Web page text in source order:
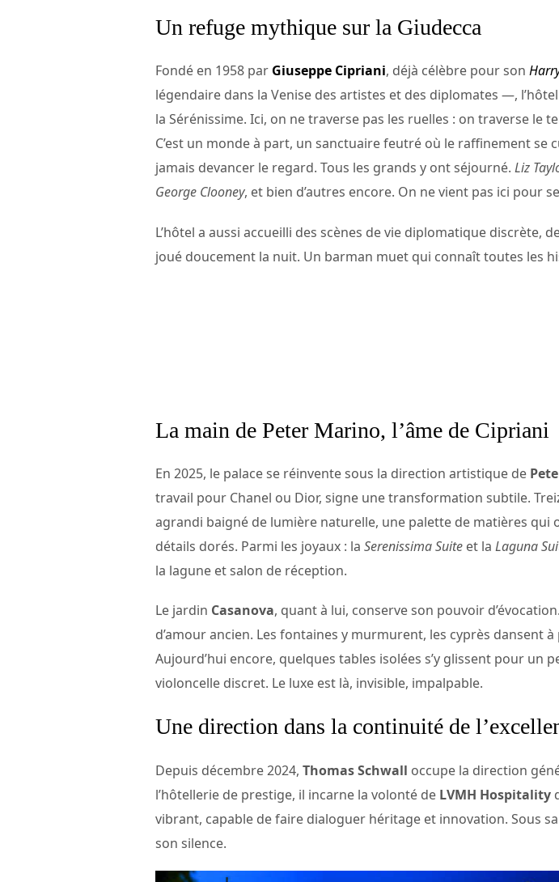
Un refuge mythique sur la Giudecca
Fondé en 1958 par Giuseppe Cipriani, déjà célèbre pour son
légendaire dans la Venise des artistes et des diplomates —,
la Sérénissime. Ici, on ne traverse pas les ruelles : on traverse le
C’est un monde à part, un sanctuaire feutré où le raffinement se
jamais devancer le regard. Tous les grands y ont séjourné. Liz
George Clooney, et bien d’autres encore. On ne vient pas ici pour
L’hôtel a aussi accueilli des scènes de vie diplomatique discrète,
joué doucement la nuit. Un barman muet qui connaît toutes les
La main de Peter Marino, l’âme de Cipriani
En 2025, le palace se réinvente sous la direction artistique de
travail pour Chanel ou Dior, signe une transformation subtile.
agrandi baigné de lumière naturelle, une palette de matières
détails dorés. Parmi les joyaux : la Serenissima Suite et la Laguna
la lagune et salon de réception.
Le jardin Casanova, quant à lui, conserve son pouvoir
d’amour ancien. Les fontaines y murmurent, les cyprès dansent à
Aujourd’hui encore, quelques tables isolées s’y glissent pour un
violoncelle discret. Le luxe est là, invisible, impalpable.
Une direction dans la continuité de
Depuis décembre 2024, Thomas Schwall occupe la direction
l’hôtellerie de prestige, il incarne la volonté de LVMH Hospitality
vibrant, capable de faire dialoguer héritage et innovation. Sous
son silence.